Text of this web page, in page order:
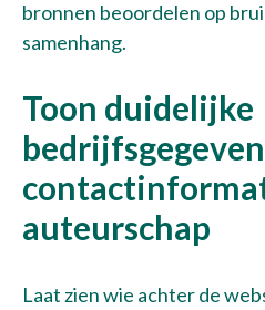
bronnen beoordelen op
samenhang.
Toon duidelijke
auteurschap
Laat zien wie achter de